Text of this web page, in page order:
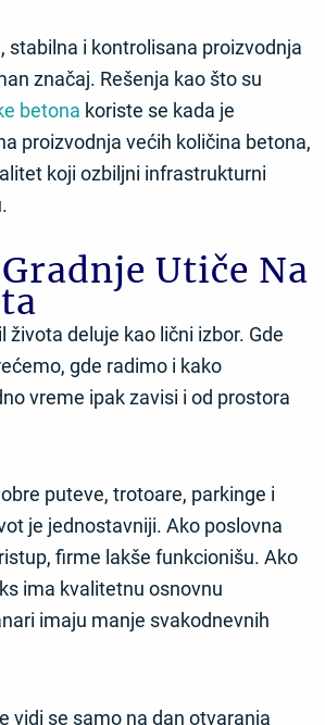
stabilna i kontrolisana proizvodnja
značaj. Rešenja kao što su
betona koriste se kada je
proizvodnja većih količina betona,
koji ozbiljni infrastrukturni
Utiče Na
života deluje kao lični izbor. Gde
gde radimo i kako
vreme ipak zavisi i od prostora
puteve, trotoare, parkinge i
je jednostavniji. Ako poslovna
firme lakše funkcionišu. Ako
ima kvalitetnu osnovnu
imaju manje svakodnevnih
vidi se samo na dan otvaranja